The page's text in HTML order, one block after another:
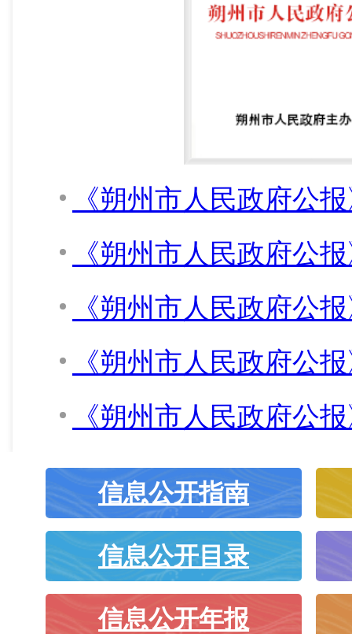
《朔州市人民政府公
《朔州市人民政府公
《朔州市人民政府公
《朔州市人民政府公
《朔州市人民政府公
信息公开指南
信息公开目录
信息公开年报